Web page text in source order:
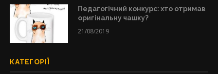
Педагогічний конкурс: хто отримав
оригінальну чашку?
21/08/2019
КАТЕГОРІЇ